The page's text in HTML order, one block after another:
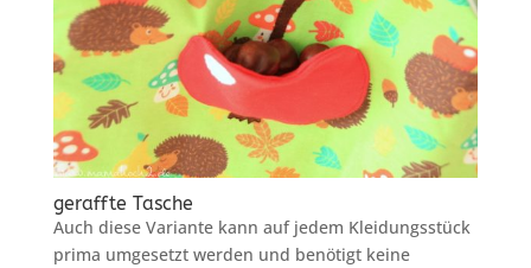
geraffte Tasche
Auch diese Variante kann auf jedem Kleidungsstück
prima umgesetzt werden und benötigt keine